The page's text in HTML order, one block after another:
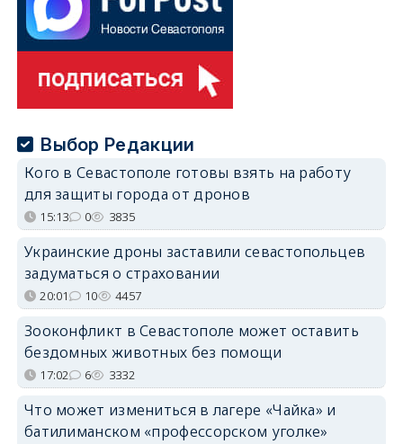
Выбор Редакции
Кого в Севастополе готовы взять на работу
для защиты города от дронов
15:13 0 3835
Украинские дроны заставили севастопольцев
задуматься о страховании
20:01 10 4457
Зооконфликт в Севастополе может оставить
бездомных животных без помощи
17:02 6 3332
Что может измениться в лагере «Чайка» и
батилиманском «профессорском уголке»